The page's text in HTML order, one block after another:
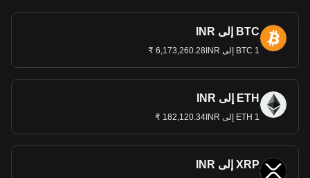
BTC إلى INR
1 BTC إلى 6,173,260.28INR ₹
ETH إلى INR
1 ETH إلى 182,120.34INR ₹
XRP إلى INR